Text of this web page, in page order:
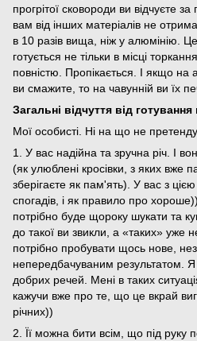
прогрітої сковороди ви відчуєте
вам від інших матеріалів не
в 10 разів вища, ніж у алюмінію.
готується не тільки в місці
повністю. Пропікається. І якщо на
ви смажите, то на чавунній ви їх
Загальні відчуття від
Мої особисті. Ні на що не
1. У вас надійна та зручна річ. І
(як улюблені кросівки, з яких вже
зберігаєте як пам'ять). У вас з
спогадів, і як правило про
потрібно буде щороку шукати та
до такої ви звикли, а «таких» уже
потрібно пробувати щось нове,
непередбачуваним результатом.
добрих речей. Мені в таких
кажучи вже про те, що це вкрай
річних))
2. Її можна бити всім, що під руку